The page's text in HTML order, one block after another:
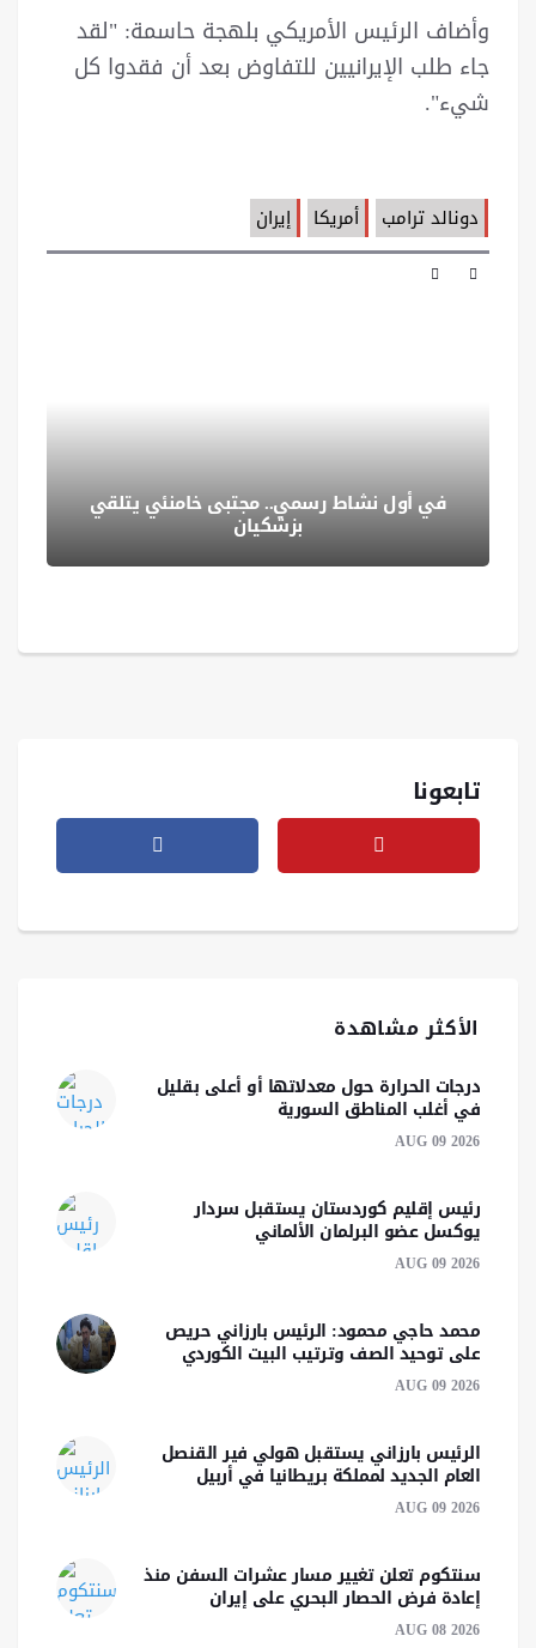
وأضاف الرئيس الأمريكي بلهجة حاسمة: "لقد
جاء طلب الإيرانيين للتفاوض بعد أن فقدوا كل
شيء".
دونالد ترامب أمريكا إيران
في أول نشاط رسمي.. مجتبى خامنئي يتلقي
بزشكيان
تابعونا
الأكثر مشاهدة
درجات الحرارة حول معدلاتها أو أعلى بقليل
في أغلب المناطق السورية
AUG 09 2026
رئيس إقليم كوردستان يستقبل سردار
يوكسل عضو البرلمان الألماني
AUG 09 2026
محمد حاجي محمود: الرئيس بارزاني حريص
على توحيد الصف وترتيب البيت الكوردي
AUG 09 2026
الرئيس بارزاني يستقبل هولي فير القنصل
العام الجديد لمملكة بريطانيا في أربيل
AUG 09 2026
سنتكوم تعلن تغيير مسار عشرات السفن منذ
إعادة فرض الحصار البحري على إيران
AUG 08 2026